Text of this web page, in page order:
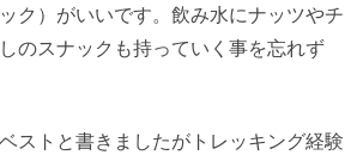
ク）がいいです。飲み水にナッツやチ
のスナックも持っていく事を忘れず
ストと書きましたがトレッキング経験